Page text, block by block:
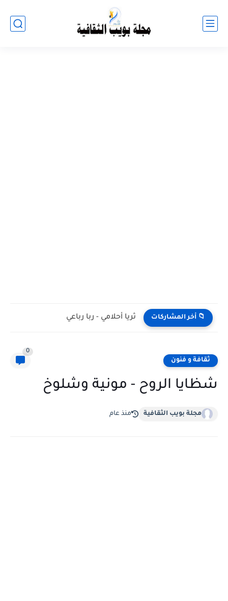
📁 أخر المشاركات أكف الذكريات - ربا رباعي
ثقافة و فنون
0
شظايا الروح - مونية وشلوخ
مجلة بويب الثقافية منذ عام